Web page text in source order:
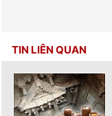
TIN LIÊN QUAN